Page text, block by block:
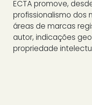
ECTA promove,
profissionalismo dos
áreas de marcas
autor, indicações
propriedade